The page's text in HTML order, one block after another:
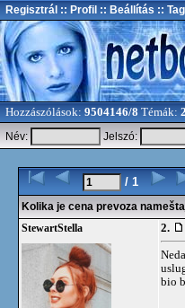
Regisztrál :: Profil :: Beállítás ::
Hozzászólások: 9504146/8 Témák:
Név:
Jelszó:
/ 1
Kolika je cena prevoza
StewartStella 2.
bio